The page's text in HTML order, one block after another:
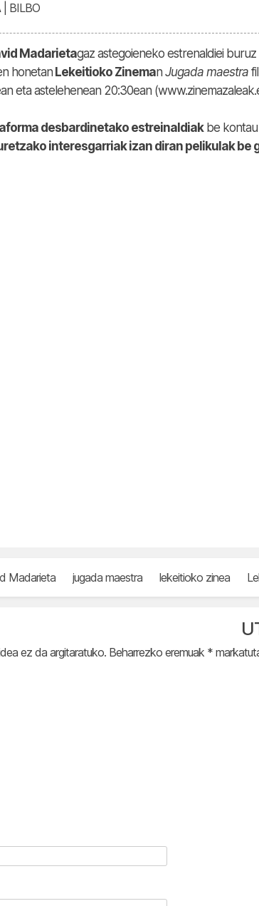
| BILBO
Madarietagaz astegoieneko estrenaldiei
honetan Lekeitioko Zineman Jugada maestra
eta astelehenean 20:30ean
desbardinetako estreinaldiakbe kontau
interesgarriak izan diran pelikulak be
Madarieta jugada maestra lekeitioko zinea
ez da argitaratuko. Beharrezko eremuak *